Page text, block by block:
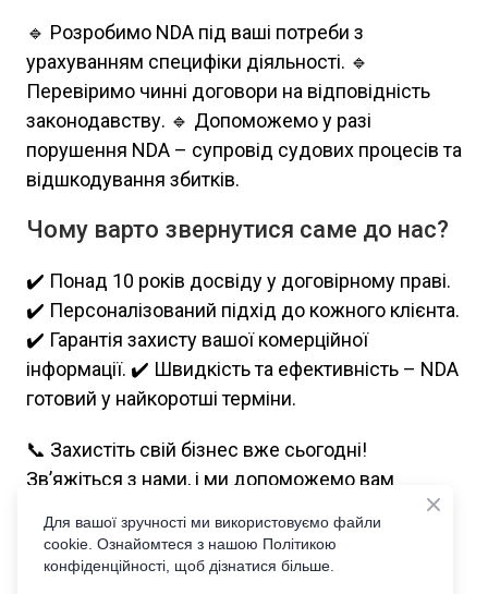
🔹 Розробимо NDA під ваші потреби з
урахуванням специфіки діяльності. 🔹
Перевіримо чинні договори на відповідність
законодавству. 🔹 Допоможемо у разі
порушення NDA – супровід судових процесів та
відшкодування збитків.
Чому варто звернутися саме до нас?
✔️ Понад 10 років досвіду у договірному праві.
✔️ Персоналізований підхід до кожного клієнта.
✔️ Гарантія захисту вашої комерційної
інформації. ✔️ Швидкість та ефективність – NDA
готовий у найкоротші терміни.
📞 Захистіть свій бізнес вже сьогодні!
Зв’яжіться з нами, і ми допоможемо вам
правовий захист ваших ідей та бізнес-даних.
Для вашої зручності ми використовуємо файли
cookie. Ознайомтеся з нашою Політикою
конфіденційності, щоб дізнатися більше.